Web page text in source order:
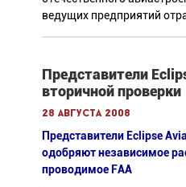
ведущих предприятий
Представители
вторичной проверки
28 августа 2008
Представители Eclipse
одобряют независимое
проводимое FAA